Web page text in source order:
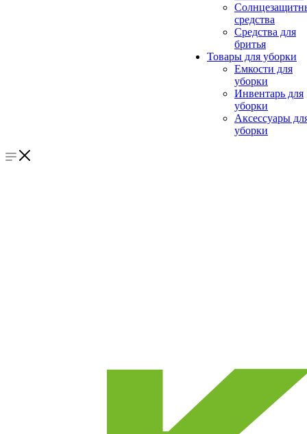
средства
Средства для
бритья
Товары для уборки
Емкости для
уборки
Инвентарь для
уборки
Аксессуары
уборки